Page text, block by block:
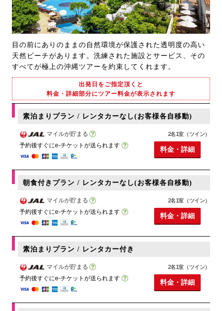
目の前にありのままの自然環境が保護された透明度の高い
天然ビーチがあります。洗練された施設とサービス、その
すべてが極上の沖縄ツアーを約束してくれます。
出発日をご指定頂くと
料金・詳細部分にツアー料金が表示されます
素泊まりプラン / レンタカーなし(お客様各自移動)
マイルが貯まる
予約後すぐにe-チケットが送られます
2名1室（ツイン）
料金・詳細
朝食付きプラン / レンタカーなし(お客様各自移動)
マイルが貯まる
予約後すぐにe-チケットが送られます
2名1室（ツイン）
料金・詳細
素泊まりプラン / レンタカー付き
マイルが貯まる
予約後すぐにe-チケットが送られます
2名1室（ツイン）
料金・詳細